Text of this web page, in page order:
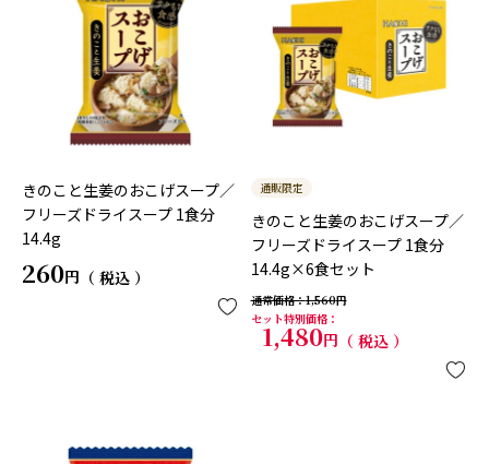
きのこと生姜のおこげスープ／
フリーズドライスープ 1食分
14.4g
260 税込
通販限定
きのこと生姜のおこげスープ／
フリーズドライスープ 1食分
14.4g×6食セット
通常価格
1,560
セット特別価格
1,480 税込